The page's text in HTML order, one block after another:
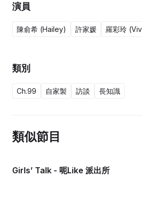
演員
陳俞希 (Hailey) 許家媛 羅彩玲
類別
Ch.99 自家製 訪談 長知識
類似節目
Girls’ Talk - 呃Like 派出所